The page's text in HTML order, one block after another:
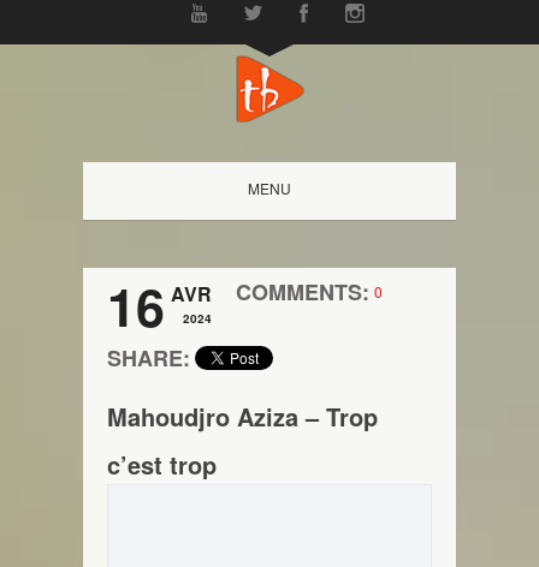
MENU
16 AVR
2024
COMMENTS: 0
SHARE:
Mahoudjro Aziza – Trop
c’est trop